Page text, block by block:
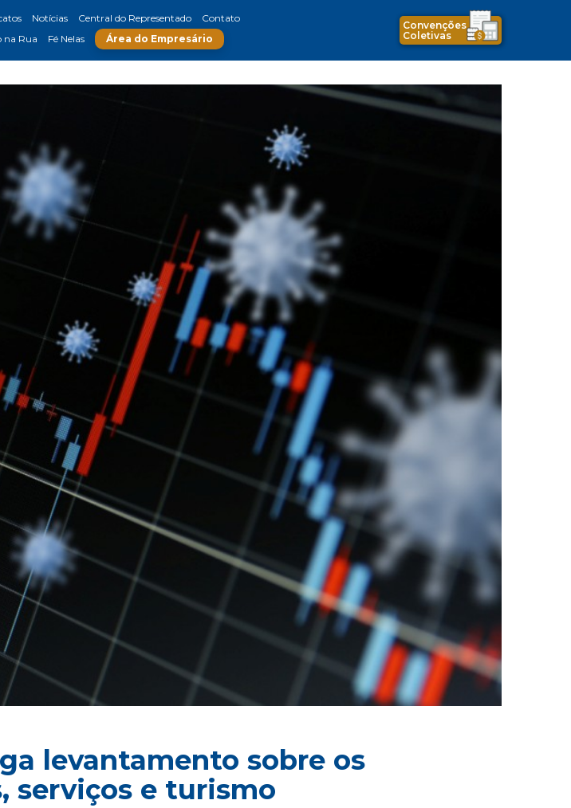
Notícias Central do Representado
Contato
na Rua Fé Nelas Área do Empresário
Convenções
Coletivas
levantamento sobre os
serviços e turismo